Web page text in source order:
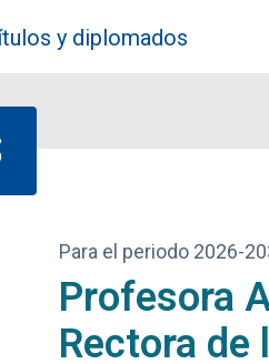
y diplomados
Para el periodo 2026-
Profesora
Rectora de